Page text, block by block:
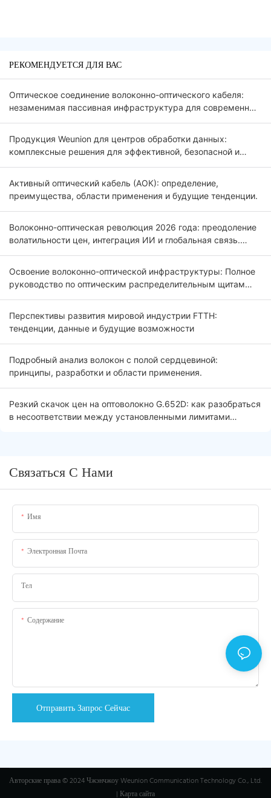
РЕКОМЕНДУЕТСЯ ДЛЯ ВАС
Оптическое соединение волоконно-оптического кабеля:
незаменимая пассивная инфраструктура для современных
Продукция Weunion для центров обработки данных:
комплексные решения для эффективной, безопасной и
Активный оптический кабель (АОК): определение,
преимущества, области применения и будущие тенденции.
Волоконно-оптическая революция 2026 года: преодоление
волатильности цен, интеграция ИИ и глобальная связь.
Освоение волоконно-оптической инфраструктуры: Полное
руководство по оптическим распределительным щитам
Перспективы развития мировой индустрии FTTH:
тенденции, данные и будущие возможности
Подробный анализ волокон с полой сердцевиной:
принципы, разработки и области применения.
Резкий скачок цен на оптоволокно G.652D: как разобраться
в несоответствии между установленными лимитами
Связаться С Нами
Имя
Электронная Почта
Тел
Содержание
Отправить Запрос Сейчас
Авторские права © 2024 Чжэнчжоу Weunion Communication Technology Co., Ltd.
| Карта сайта